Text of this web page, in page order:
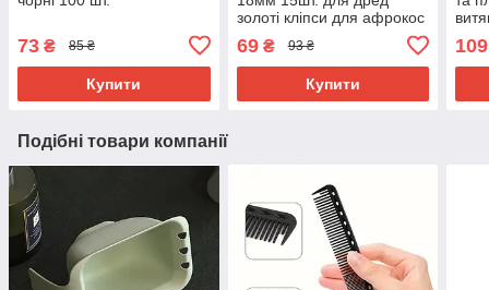
73 ₴ 85 ₴
Купити
золоті кліпси для афрокос
зачісок метал
69₴ 93 ₴
Купити
109
Подібні товари компанії